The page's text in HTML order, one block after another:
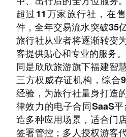
超过11万家旅行社，在
件，全年交易流水突破35
旅行社从业者将逐渐转变
客提供贴心和专业的服务
同是欣欣旅游旗下福建智
三方权威存证机构，综合
经验，为旅行社量身打造
律效力的电子合同SaaS
造多种应用场景，适合门
签署管控；多人授权游客